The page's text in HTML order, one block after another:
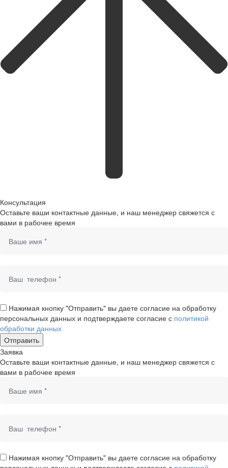
Консультация
Оставьте ваши контактные данные, и наш менеджер свяжется с
вами в рабочее время
Нажимая кнопку "Отправить" вы даете согласие на обработку
персональных данных и подтверждаете согласие с политикой
обработки данных
Заявка
Оставьте ваши контактные данные, и наш менеджер свяжется с
вами в рабочее время
Нажимая кнопку "Отправить" вы даете согласие на обработку